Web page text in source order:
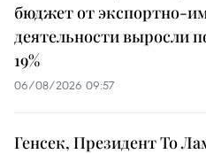
бюджет от экспортно-
деятельности выросли
19%
06/08/2026 09:57
Генсек, Президент То